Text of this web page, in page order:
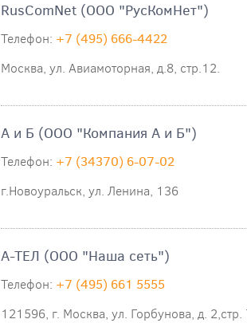
RusComNet (ООО "РусКомНет")
Телефон: +7 (495) 666-4422
Москва, ул. Авиамоторная, д.8, стр.12.
А и Б (ООО "Компания А и Б")
Телефон: +7 (34370) 6-07-02
г.Новоуральск, ул. Ленина, 136
А-ТЕЛ (ООО "Наша сеть")
Телефон: +7 (495) 661 5555
121596, г. Москва, ул. Горбунова, д. 2,стр.